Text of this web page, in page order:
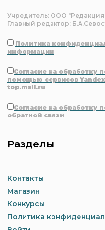
Учредитель: ООО "Редакция
Главный редактор:
Политика
информации
Согласие на обработку
помощью сервисов
top.mail.ru
Согласие на обработку
обратной связи
Разделы
Контакты
Магазин
Конкурсы
Политика